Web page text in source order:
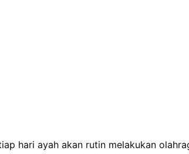
hari ayah akan rutin melakukan